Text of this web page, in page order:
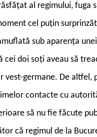
al regimului, fuga
cel puțin
sub aparența
cei doi soți aveau să
germane. De altfel,
contacte cu
să nu fie făcute
că regimul de la